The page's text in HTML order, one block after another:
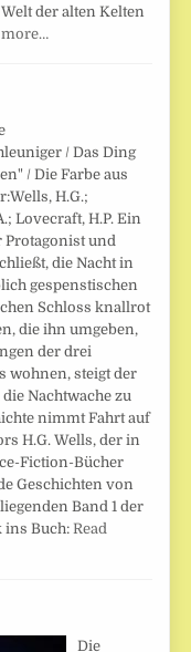
der alten Kelten
more…
/ Das Ding
/ Die Farbe aus
H.G.;
Lovecraft, H.P. Ein
Protagonist und
die Nacht in
gespenstischen
Schloss knallrot
die ihn umgeben,
der drei
wohnen, steigt der
Nachtwache zu
nimmt Fahrt auf
H.G. Wells, der in
Fiction-Bücher
Geschichten von
Band 1 der
ins Buch: Read
Die